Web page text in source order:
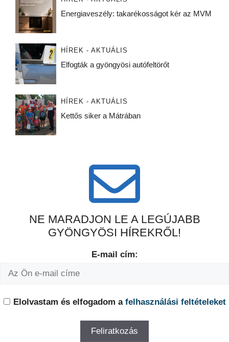
Energiaveszély: takarékosságot kér az MVM
HÍREK - AKTUÁLIS
Elfogták a gyöngyösi autófeltörőt
HÍREK - AKTUÁLIS
Kettős siker a Mátrában
NE MARADJON LE A LEGÚJABB
GYÖNGYÖSI HÍREKRŐL!
E-mail cím:
Elolvastam és elfogadom a felhasználási feltételeket